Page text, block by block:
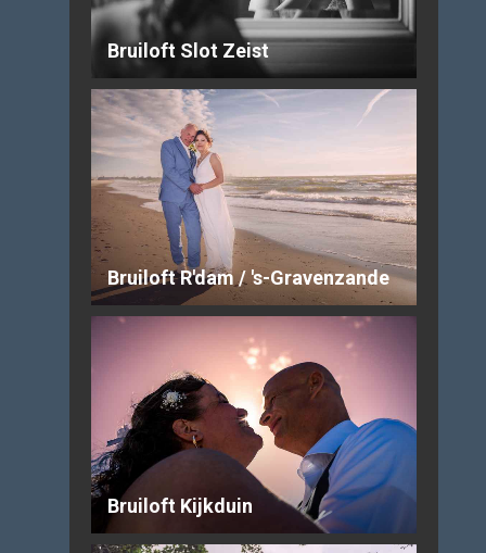
Bruiloft Slot Zeist
Bruiloft R'dam / 's-Gravenzande
Bruiloft Kijkduin